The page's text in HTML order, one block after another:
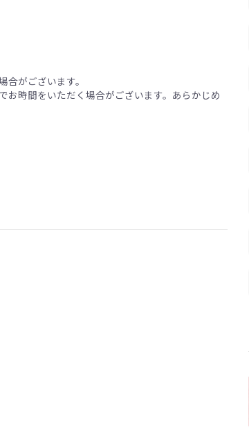
がございます。
時間をいただく場合がございます。あらかじめ